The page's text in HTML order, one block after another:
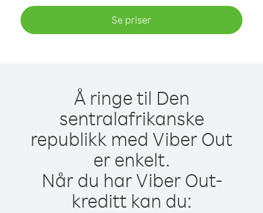
Se priser
Å ringe til Den
sentralafrikanske
republikk med Viber Out
er enkelt.
Når du har Viber Out-
kreditt kan du: